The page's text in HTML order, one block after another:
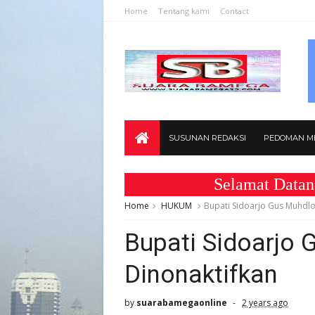
Home Tentang kami Contact
SUSUNAN REDAKSI PEDOMAN
Selamat Datang di
Home HUKUM Bupati Sidoarjo Gus
Bupati Sidoarjo
Dinonaktifkan
by suarabamegaonline 2 years ago